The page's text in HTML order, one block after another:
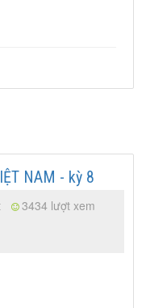
NAM - kỳ 8
3434 lượt xem